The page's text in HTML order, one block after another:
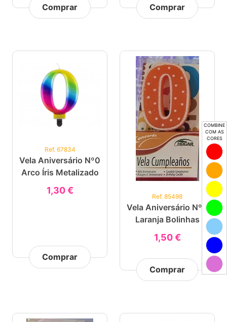
COMBINE
COM AS
CORES
Comprar Comprar
Ref. 67834
Vela Aniversário Nº0
Arco Íris Metalizado
1,30 €
Comprar
Ref. 85498
Vela Aniversário Nº0
Laranja Bolinhas
1,50 €
Comprar